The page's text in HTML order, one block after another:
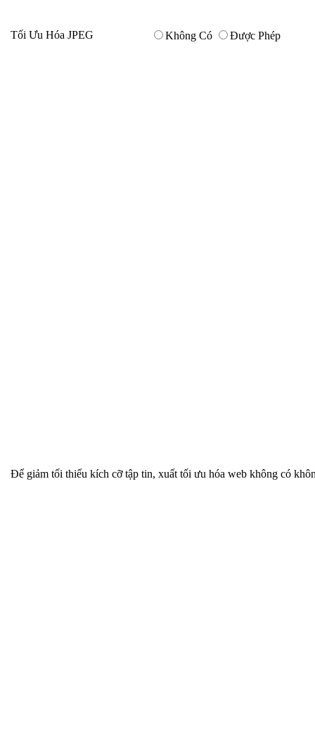
Tối Ưu Hóa JPEG Không Có Được Phép
Để giảm tối thiểu kích cỡ tập tin, xuất tối ưu hóa web không có